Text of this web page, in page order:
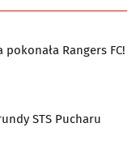
Rangers FC!
STS Pucharu